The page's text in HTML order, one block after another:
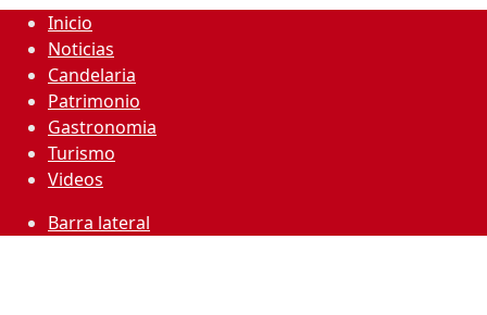
Inicio
Noticias
Candelaria
Patrimonio
Gastronomia
Turismo
Videos
Barra lateral